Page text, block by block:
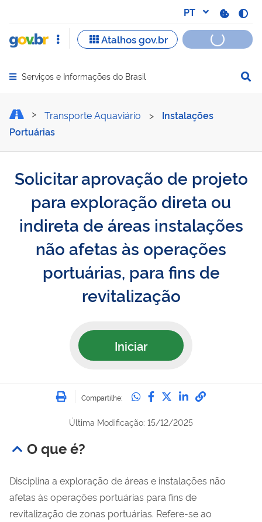
Abrir menu principal de navegação
Serviços e Informações do Brasil
Solicitar aprovação de
Transporte Aquaviário >
Instalações
Portuárias
Solicitar aprovação de projeto
para exploração direta ou
indireta de áreas instalações
não afetas às operações
portuárias, para fins de
revitalização
Iniciar
Imprimir
Compartilhe: Compartilhe no
Compartilhe no
Compartilhe no
Compartilhe
Última Modificação: 15/12/2025
O que é?
Disciplina a exploração de áreas e instalações não
afetas às operações portuárias para fins de
revitalização de zonas portuárias. Refere-se ao